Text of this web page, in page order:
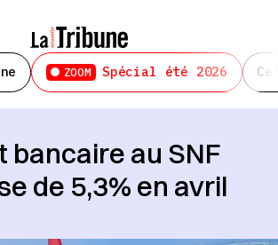
ZOOM Spécial été 2026
bancaire au SNF
de 5,3% en avril